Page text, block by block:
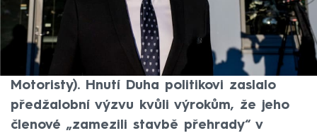
Po Petru Macinkovi (Motoristé) přišla řada i
na vládního zmocněnce pro klimatickou
politiku a Green Deal Filipa Turka (za
Motoristy). Hnutí Duha politikovi zaslalo
předžalobní výzvu kvůli výrokům, že jeho
členové „zamezili stavbě přehrady“ v